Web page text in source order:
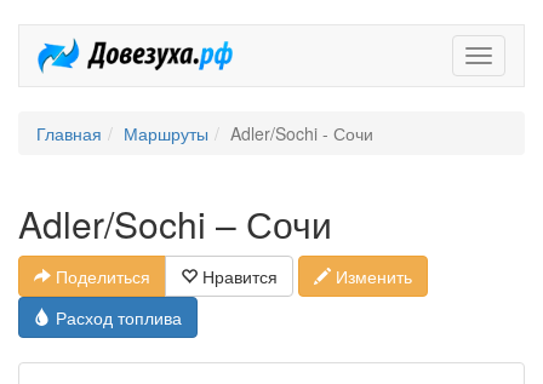
Главная Маршруты Adler/Sochi - Сочи
Adler/Sochi – Сочи
Поделиться Нравится
Изменить
Расход топлива